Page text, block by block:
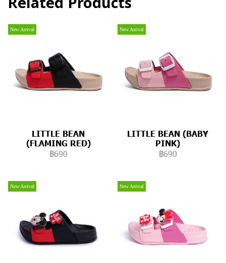
New Arrival
LITTLE BEAN
(FLAMING RED)
฿690
New Arrival
LITTLE BEAN (BABY
PINK)
฿690
New Arrival New Arrival